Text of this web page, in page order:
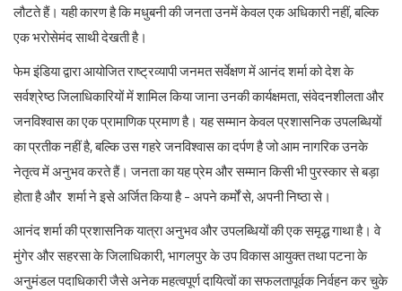
लौटते हैं। यही कारण है कि मधुबनी की जनता उनमें केवल एक अधिकारी नहीं, बल्कि
एक भरोसेमंद साथी देखती है।
फेम इंडिया द्वारा आयोजित राष्ट्रव्यापी जनमत सर्वेक्षण में आनंद शर्मा को देश के
सर्वश्रेष्ठ जिलाधिकारियों में शामिल किया जाना उनकी कार्यक्षमता, संवेदनशीलता और
जनविश्वास का एक प्रामाणिक प्रमाण है। यह सम्मान केवल प्रशासनिक उपलब्धियों
का प्रतीक नहीं है, बल्कि उस गहरे जनविश्वास का दर्पण है जो आम नागरिक उनके
नेतृत्व में अनुभव करते हैं। जनता का यह प्रेम और सम्मान किसी भी पुरस्कार से बड़ा
होता है और शर्मा ने इसे अर्जित किया है - अपने कर्मों से, अपनी निष्ठा से।
आनंद शर्मा की प्रशासनिक यात्रा अनुभव और उपलब्धियों की एक समृद्ध गाथा है। वे
मुंगेर और सहरसा के जिलाधिकारी, भागलपुर के उप विकास आयुक्त तथा पटना के
अनुमंडल पदाधिकारी जैसे अनेक महत्वपूर्ण दायित्वों का सफलतापूर्वक निर्वहन कर चुके